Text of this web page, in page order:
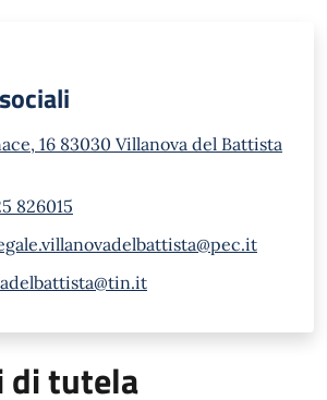
16 83030 Villanova del Battista
826015
di tutela